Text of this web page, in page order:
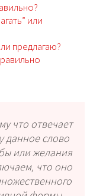
или
предлагаю?
что отвечает
данное слово
или желания
что оно